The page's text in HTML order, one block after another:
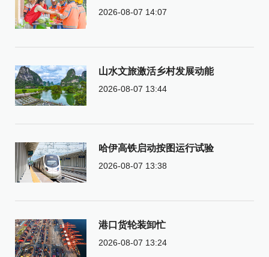
2026-08-07 14:07
山水文旅激活乡村发展动能
2026-08-07 13:44
哈伊高铁启动按图运行试验
2026-08-07 13:38
港口货轮装卸忙
2026-08-07 13:24